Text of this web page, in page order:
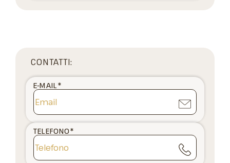
CONTATTI:
E-MAIL*
TELEFONO*